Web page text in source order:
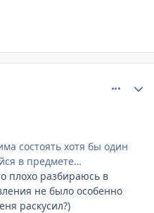
состоять хотя бы один
в предмете…
плохо разбираюсь в
не было особенно
раскусил?)